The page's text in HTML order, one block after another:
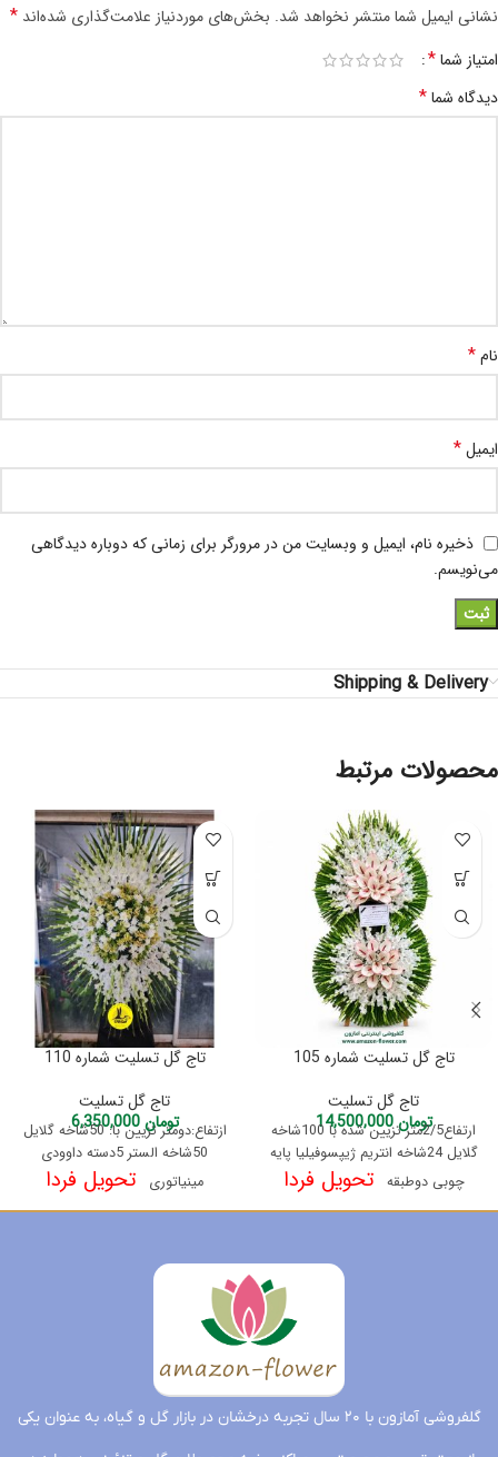
نشانی ایمیل شما منتشر نخواهد شد. بخش‌های موردنیاز علامت‌گذاری شده‌اند *
امتیاز شما*
دیدگاه شما*
نام*
ایمیل*
ذخیره نام، ایمیل و وبسایت من در مرورگر برای زمانی که دوباره دیدگاهی
می‌نویسم.
Shipping & Delivery
محصولات مرتبط
تاج گل تسلیت شماره 105
تاج گل تسلیت
تومان14,500,000
ارتفاع2/5متر تزیین شده با 100شاخه
گلایل 24شاخه انتریم ژیپسوفیلیا پایه
چوبی دوطبقهتحویل فردا
تاج گل تسلیت شماره 110
تاج گل تسلیت
تومان6,350,000
ازتفاع:دومتر تزیین با: 50شاخه گلایل
50شاخه الستر 5دسته داوودی
مینیاتوری تحویل فردا
گلفروشی آمازون با ۲۰ سال تجربه درخشان در بازار گل و گیاه، به عنوان یکی